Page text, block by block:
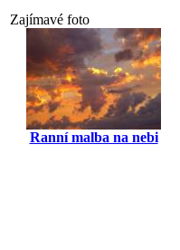
Zajímavé foto
Ranní malba na nebi